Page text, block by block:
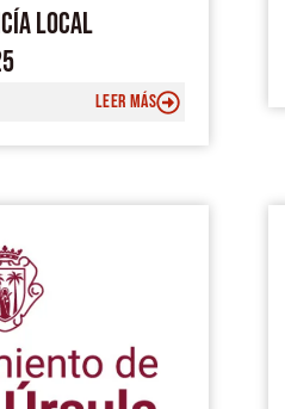
LOCAL
LEER MÁS